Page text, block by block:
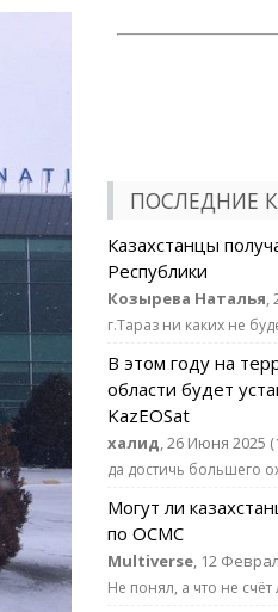
ПОСЛЕДНИЕ
Казахстанцы
Республики
Козырева Наталья,
г.Тараз ни каких не
В этом году на
области будет
KazEOSat
халид, 26 Июня 2025
да достичь большего
Могут ли
по ОСМС
Multiverse, 12
Не понял, а что не